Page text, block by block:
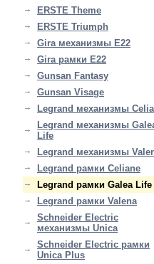
ERSTE Theme
ERSTE Triumph
Gira механизмы E22
Gira рамки E22
Gunsan Fantasy
Gunsan Visage
Legrand механизмы
Legrand механизмы
Life
Legrand механизмы
Legrand рамки Celiane
Legrand рамки Galea Life
Legrand рамки Valena
Schneider Electric
механизмы Unica
Schneider Electric рамки
Unica Plus